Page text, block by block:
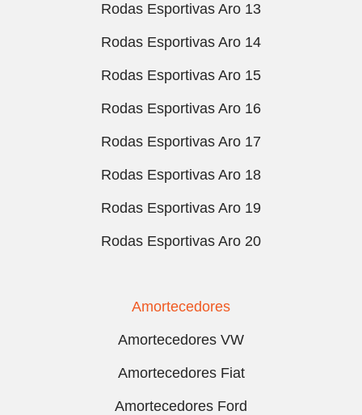
Rodas Esportivas Aro 13
Rodas Esportivas Aro 14
Rodas Esportivas Aro 15
Rodas Esportivas Aro 16
Rodas Esportivas Aro 17
Rodas Esportivas Aro 18
Rodas Esportivas Aro 19
Rodas Esportivas Aro 20
Amortecedores
Amortecedores VW
Amortecedores Fiat
Amortecedores Ford